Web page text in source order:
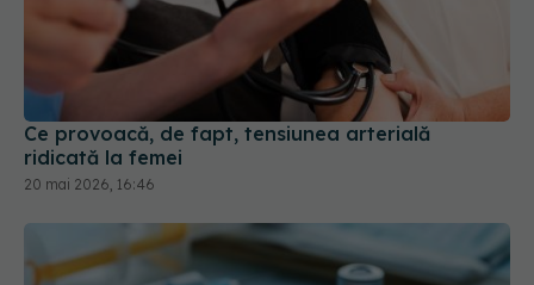
Ce provoacă, de fapt, tensiunea arterială
ridicată la femei
20 mai 2026, 16:46